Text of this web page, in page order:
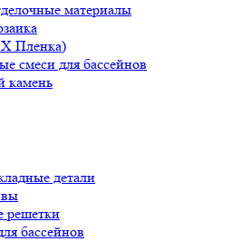
материалы
Пленка)
смеси для бассейнов
камень
детали
решетки
бассейнов